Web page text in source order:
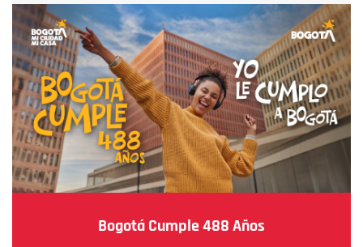
Bogotá Cumple 488 Años